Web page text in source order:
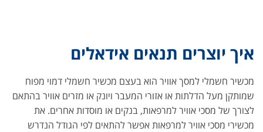
איך יוצרים תנאים אידאלים
מכשיר חשמלי למסך אוויר הוא בעצם מכשיר חשמלי דמוי מפוח
שמותקן מעל הדלתות או אזורי המעבר ויונק או מזרים אוויר בהתאם
לצורך של מסכי אוויר למרפאות, בנקים או מוסדות אחרים. את
מכשירי מסכי אוויר למרפאות אפשר להתאים לפי הגודל הנדרש